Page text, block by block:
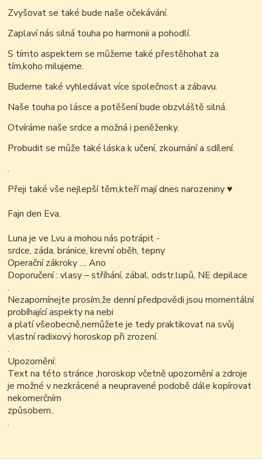
Zvyšovat se také bude naše očekávání.
Zaplaví nás silná touha po harmonii a pohodlí.
S tímto aspektem se můžeme také přestěhohat za
tím,koho milujeme.
Budeme také vyhledávat více společnost a zábavu.
Naše touha po lásce a potěšení bude obzvláště silná.
Otvíráme naše srdce a možná i peněženky.
Probudit se může také láska k učení, zkoumání a sdílení.
.
Přeji také vše nejlepší těm,kteří mají dnes narozeniny♥
Fajn den Eva.
Luna je ve Lvu a mohou nás potrápit -
srdce, záda, bránice, krevní oběh, tepny
Operační zákroky .... Ano
Doporučení : vlasy – stříhání, zábal, odstr.lupů, NE depilace
.
Nezapomínejte prosím,že denní předpovědi jsou momentální
probíhající aspekty na nebi
a platí všeobecně,nemůžete je tedy praktikovat na svůj
vlastní radixový horoskop při zrození.
.
Upozornění:
Text na této stránce ,horoskop včetně upozornění a zdroje
je možné v nezkrácené a neupravené podobě dále kopírovat
nekomerčním
způsobem..
.